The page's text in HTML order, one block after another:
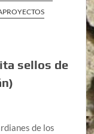
sellos de
de los